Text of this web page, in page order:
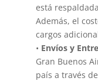
está
Además, el
cargos
• Envíos y
Gran Buenos
país a través